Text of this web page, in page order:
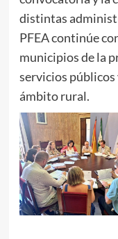
distintas
PFEA continúe
municipios de la
servicios públicos
ámbito rural.